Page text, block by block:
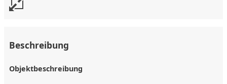
Beschreibung
Objektbeschreibung